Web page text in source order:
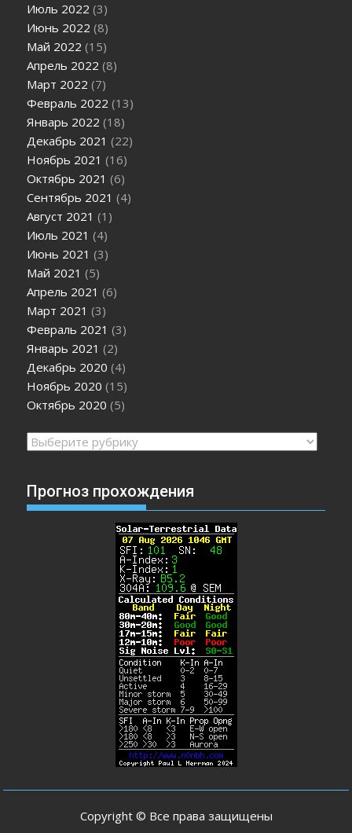
Июль 2022 (3)
Июнь 2022 (8)
Май 2022 (15)
Апрель 2022 (8)
Март 2022 (7)
Февраль 2022 (13)
Январь 2022 (18)
Декабрь 2021 (22)
Ноябрь 2021 (16)
Октябрь 2021 (6)
Сентябрь 2021 (4)
Август 2021 (1)
Июль 2021 (4)
Июнь 2021 (3)
Май 2021 (5)
Апрель 2021 (6)
Март 2021 (3)
Февраль 2021 (3)
Январь 2021 (2)
Декабрь 2020 (4)
Ноябрь 2020 (15)
Октябрь 2020 (5)
Рубрики
Прогноз прохождения
Copyright © Все права защищены